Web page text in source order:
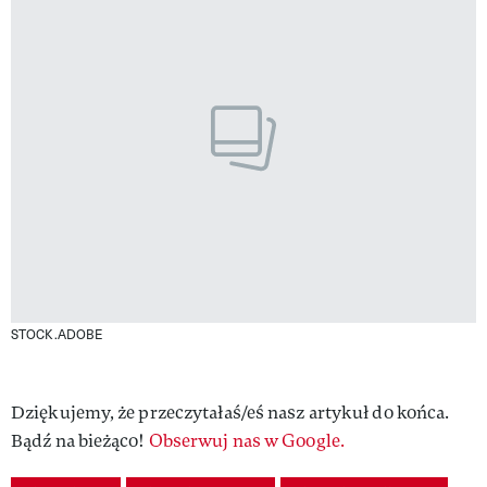
STOCK.ADOBE
Dziękujemy, że przeczytałaś/eś nasz artykuł do końca.
Bądź na bieżąco! Obserwuj nas w Google.